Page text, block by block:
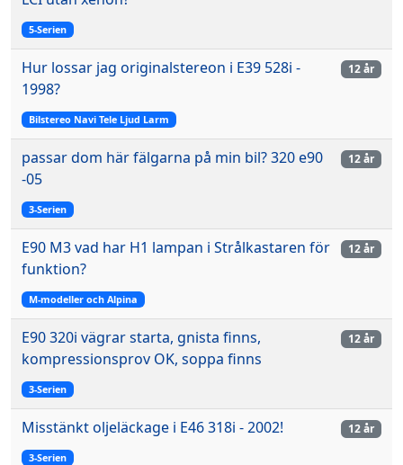
5-Serien
Hur lossar jag originalstereon i E39 528i -
1998?
Bilstereo Navi Tele Ljud Larm
12 år
passar dom här fälgarna på min bil? 320 e90
-05
3-Serien
12 år
E90 M3 vad har H1 lampan i Strålkastaren för
funktion?
M-modeller och Alpina
12 år
E90 320i vägrar starta, gnista finns,
kompressionsprov OK, soppa finns
3-Serien
12 år
Misstänkt oljeläckage i E46 318i - 2002!
3-Serien
12 år